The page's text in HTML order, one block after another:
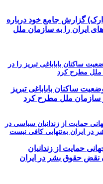
گزارش جامع خود درباره
ایران را به سازمان ملل
ساکنان باباباغی تبریز
ملل مطرح کرد
حمایت از زندانیان
نقض حقوق بشر در ایران